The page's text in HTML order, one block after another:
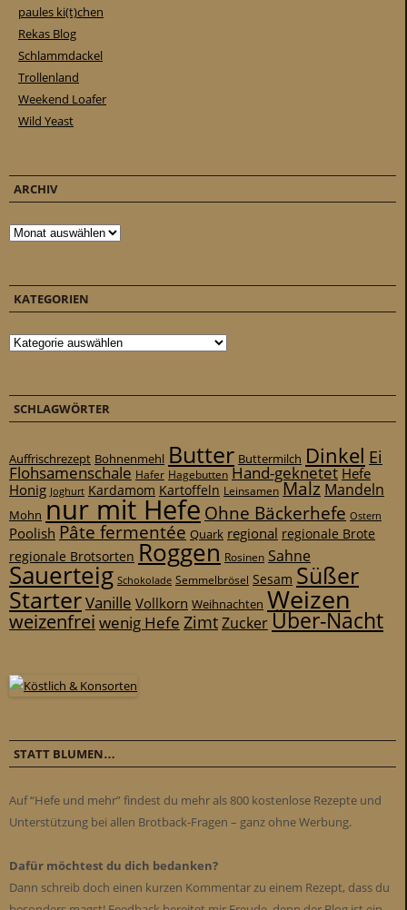
paules ki(t)chen
Rekas Blog
Schlammdackel
Trollenland
Weekend Loafer
Wild Yeast
ARCHIV
Archiv
KATEGORIEN
Kategorien
SCHLAGWÖRTER
Auffrischrezept Bohnenmehl Butter Buttermilch Dinkel Ei
Flohsamenschale Hafer Hagebutten Hand-geknetet Hefe
Honig Joghurt Kardamom Kartoffeln Leinsamen Malz Mandeln
Mohn nur mit Hefe Ohne Bäckerhefe Ostern
Poolish Pâte fermentée Quark regional regionale Brote
regionale Brotsorten Roggen Rosinen Sahne
Sauerteig Schokolade Semmelbrösel Sesam Süßer
StarterVanille Vollkorn Weihnachten Weizen
weizenfrei wenig Hefe ZimtZuckerÜber-Nacht
STATT BLUMEN…
Auf “Hefe und mehr” findest du mehr als 800 kostenlose Rezepte und
Unterstützung bei allen Brotback-Fragen – ganz ohne Werbung.
Dafür möchtest du dich bedanken?
Dann schreib doch einen kurzen Kommentar zu einem Rezept, dass du